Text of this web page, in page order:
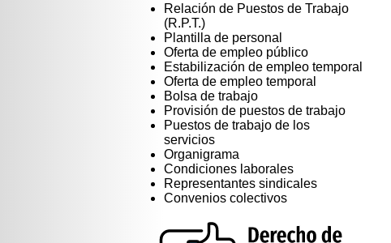
Relación de Puestos de Trabajo
(R.P.T.)
Plantilla de personal
Oferta de empleo público
Estabilización de empleo temporal
Oferta de empleo temporal
Bolsa de trabajo
Provisión de puestos de trabajo
Puestos de trabajo de los
servicios
Organigrama
Condiciones laborales
Representantes sindicales
Convenios colectivos